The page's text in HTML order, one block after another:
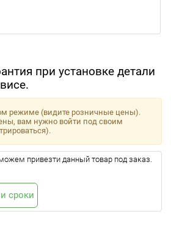
при установке детали
режиме (видите розничные цены).
вам нужно войти под своим
привезти данный товар под заказ.
сроки